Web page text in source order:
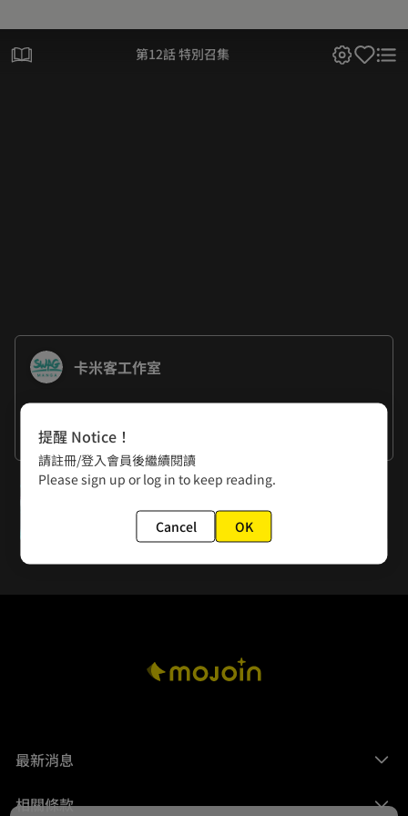
第12話 特別召集
卡米客工作室
謝謝大家的閱讀。
下一話
第13話 破格
最新消息
相關條款
提醒 Notice！
請註冊/登入會員後繼續閱讀
Please sign up or log in to keep reading.
Cancel OK